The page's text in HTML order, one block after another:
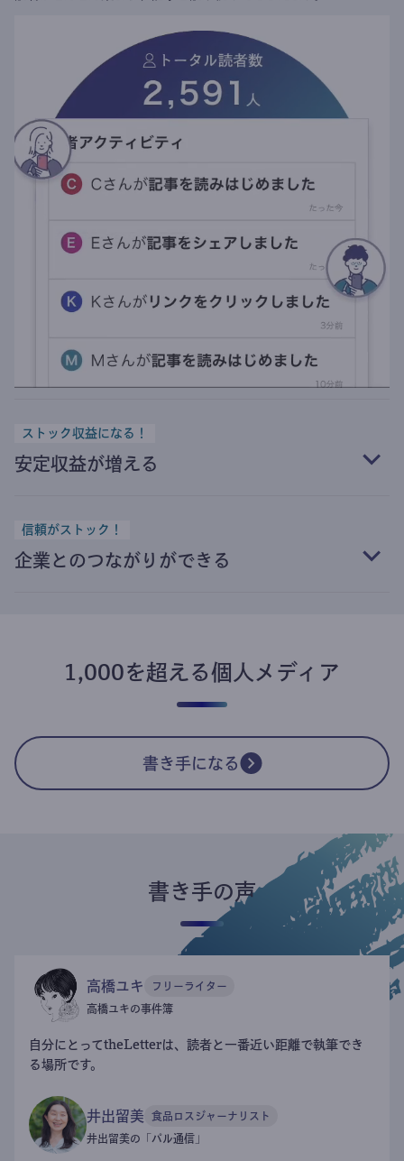
ストック収益になる！
安定収益が増える
信頼がストック！
企業とのつながりができる
1,000を超える個人メディア
書き手になる
書き手の声
高橋ユキ フリーライター
高橋ユキの事件簿
自分にとってtheLetterは、読者と一番近い距離で執筆でき
る場所です。
井出留美 食品ロスジャーナリスト
井出留美の「パル通信」